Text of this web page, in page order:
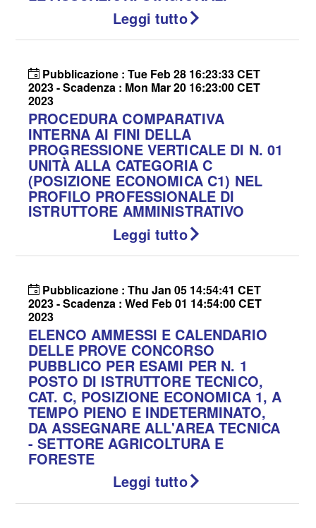
Leggi tutto
Pubblicazione : Tue Feb 28 16:23:33 CET
2023 - Scadenza : Mon Mar 20 16:23:00 CET
2023
PROCEDURA COMPARATIVA
INTERNA AI FINI DELLA
PROGRESSIONE VERTICALE DI N. 01
UNITÀ ALLA CATEGORIA C
(POSIZIONE ECONOMICA C1) NEL
PROFILO PROFESSIONALE DI
ISTRUTTORE AMMINISTRATIVO
Leggi tutto
Pubblicazione : Thu Jan 05 14:54:41 CET
2023 - Scadenza : Wed Feb 01 14:54:00 CET
2023
ELENCO AMMESSI E CALENDARIO
DELLE PROVE CONCORSO
PUBBLICO PER ESAMI PER N. 1
POSTO DI ISTRUTTORE TECNICO,
CAT. C, POSIZIONE ECONOMICA 1, A
TEMPO PIENO E INDETERMINATO,
DA ASSEGNARE ALL'AREA TECNICA
- SETTORE AGRICOLTURA E
FORESTE
Leggi tutto